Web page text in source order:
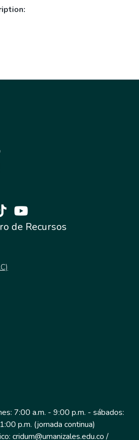
de Recursos
7:00 a.m. - 9:00 p.m. - sábados:
p.m. (jornada continua)
cridum@umanizales.edu.co /